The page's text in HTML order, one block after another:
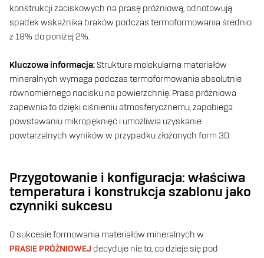
konstrukcji zaciskowych na prasę próżniową, odnotowują
spadek wskaźnika braków podczas termoformowania średnio
z 18% do poniżej 2%.
Kluczowa informacja:Struktura molekularna materiałów
mineralnych wymaga podczas termoformowania absolutnie
równomiernego nacisku na powierzchnię. Prasa próżniowa
zapewnia to dzięki ciśnieniu atmosferycznemu, zapobiega
powstawaniu mikropęknięć i umożliwia uzyskanie
powtarzalnych wyników w przypadku złożonych form 3D.
Przygotowanie i konfiguracja: właściwa
temperatura i konstrukcja szablonu jako
czynniki sukcesu
O sukcesie formowania materiałów mineralnych w
PRASIE PRÓŻNIOWEJ decyduje nie to, co dzieje się pod